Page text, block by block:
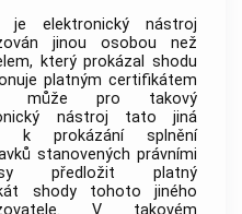
jeelektronický nástroj
jinou osobou než
, který prokázal shodu
platným certifikátem
může pro takový
nástroj tato jiná
k prokázání splnění
stanovených právními
předložit platný
shody tohoto jiného